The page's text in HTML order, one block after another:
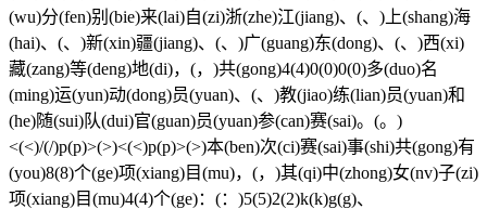
(wu)分(fen)别(bie)来(lai)自(zi)浙(zhe)江(jiang)、(、)上(shang)海
(hai)、(、)新(xin)疆(jiang)、(、)广(guang)东(dong)、(、)西(xi)
藏(zang)等(deng)地(di)，(，)共(gong)4(4)0(0)0(0)多(duo)名
(ming)运(yun)动(dong)员(yuan)、(、)教(jiao)练(lian)员(yuan)和
(he)随(sui)队(dui)官(guan)员(yuan)参(can)赛(sai)。(。)
<(<)/(/)p(p)>(>)<(<)p(p)>(>)本(ben)次(ci)赛(sai)事(shi)共(gong)有
(you)8(8)个(ge)项(xiang)目(mu)，(，)其(qi)中(zhong)女(nv)子(zi)
项(xiang)目(mu)4(4)个(ge)：(：)5(5)2(2)k(k)g(g)、